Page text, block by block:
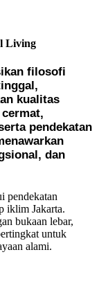
Living
filosofi
kualitas
pendekatan
dan
pendekatan
iklim Jakarta.
bukaan lebar,
untuk
alami.